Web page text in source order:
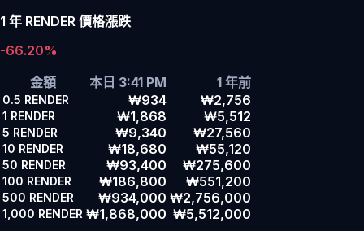
1 年 RENDER 價格漲跌
-66.20%
金額
本日 3:41 PM 1 年前
0.5 RENDER ₩934 ₩2,756
1 RENDER ₩1,868 ₩5,512
5 RENDER ₩9,340 ₩27,560
10 RENDER ₩18,680 ₩55,120
50 RENDER ₩93,400 ₩275,600
100 RENDER ₩186,800 ₩551,200
500 RENDER ₩934,000 ₩2,756,000
1,000 RENDER ₩1,868,000 ₩5,512,000